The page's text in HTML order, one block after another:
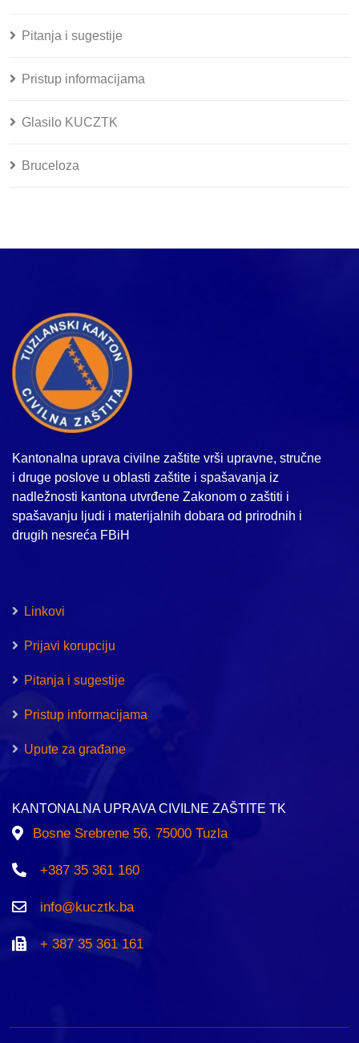
Pitanja i sugestije
Pristup informacijama
Glasilo KUCZTK
Bruceloza
Kantonalna uprava civilne zaštite vrši upravne, stručne
i druge poslove u oblasti zaštite i spašavanja iz
nadležnosti kantona utvrđene Zakonom o zaštiti i
spašavanju ljudi i materijalnih dobara od prirodnih i
drugih nesreća FBiH
Linkovi
Prijavi korupciju
Pitanja i sugestije
Pristup informacijama
Upute za građane
KANTONALNA UPRAVA CIVILNE ZAŠTITE TK
Bosne Srebrene 56, 75000 Tuzla
+387 35 361 160
info@kucztk.ba
+ 387 35 361 161